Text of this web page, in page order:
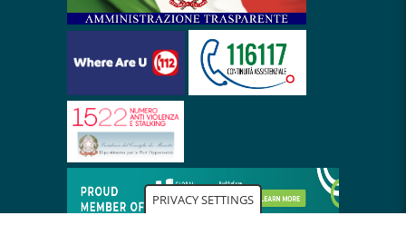
PRIVACY SETTINGS